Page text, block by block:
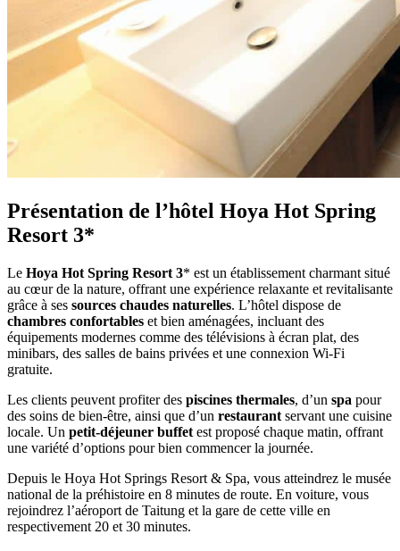
Présentation de l’hôtel Hoya Hot Spring
Resort 3*
Le Hoya Hot Spring Resort 3* est un établissement charmant situé
au cœur de la nature, offrant une expérience relaxante et revitalisante
grâce à ses sources chaudes naturelles. L’hôtel dispose de
chambres confortables et bien aménagées, incluant des
équipements modernes comme des télévisions à écran plat, des
minibars, des salles de bains privées et une connexion Wi-Fi
gratuite.
Les clients peuvent profiter des piscines thermales, d’un spa pour
des soins de bien-être, ainsi que d’un restaurant servant une cuisine
locale. Un petit-déjeuner buffet est proposé chaque matin, offrant
une variété d’options pour bien commencer la journée.
Depuis le Hoya Hot Springs Resort & Spa, vous atteindrez le musée
national de la préhistoire en 8 minutes de route. En voiture, vous
rejoindrez l’aéroport de Taitung et la gare de cette ville en
respectivement 20 et 30 minutes.